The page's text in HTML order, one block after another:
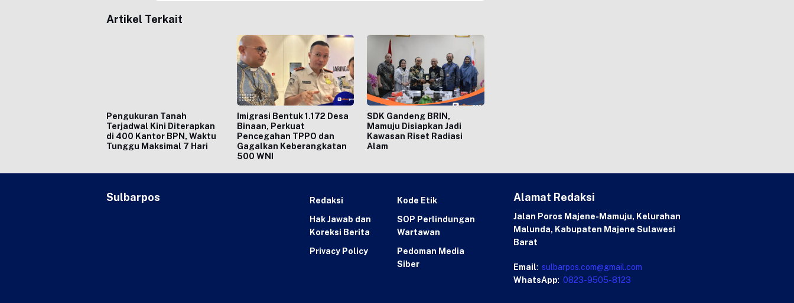
Artikel Terkait
Pengukuran Tanah
Terjadwal Kini Diterapkan
di 400 Kantor BPN, Waktu
Tunggu Maksimal 7 Hari
Imigrasi Bentuk 1.172 Desa
Binaan, Perkuat
Pencegahan TPPO dan
Gagalkan Keberangkatan
500 WNI
SDK Gandeng BRIN,
Mamuju Disiapkan Jadi
Kawasan Riset Radiasi
Alam
Sulbarpos Redaksi
Kode Etik
Hak Jawab dan
Koreksi Berita
SOP Perlindungan
Wartawan
Privacy Policy
Pedoman Media
Siber
Alamat Redaksi
Jalan Poros Majene-Mamuju, Kelurahan
Malunda, Kabupaten Majene Sulawesi
Barat
Email: sulbarpos.com@gmail.com
WhatsApp: 0823-9505-8123